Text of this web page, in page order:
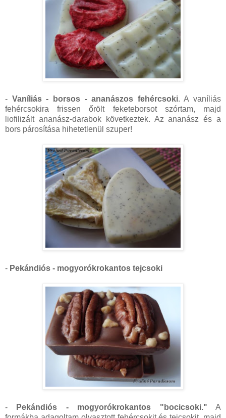
- Vaníliás - borsos - ananászos fehércsoki. A vaníliás
fehércsokira frissen őrölt feketeborsot szórtam, majd
liofilizált ananász-darabok következtek. Az ananász és a
bors párosítása hihetetlenül szuper!
- Pekándiós - mogyorókrokantos tejcsoki
- Pekándiós - mogyorókrokantos "bocicsoki." A